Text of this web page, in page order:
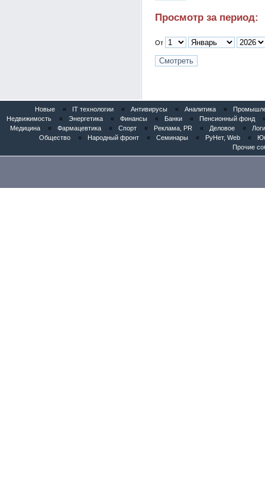
Просмотр за период:
От
Новые « IT технологии « Антивирусы « Аналитика «
Недвижимость
« Энергетика « Финансы « Банки « Пенсионный фонд
Медицина
« Фармацевтика « Спорт « Реклама, PR « Деловое «
Общество
« Народный фронт « Семинары « РуНет, Web «
Прочие